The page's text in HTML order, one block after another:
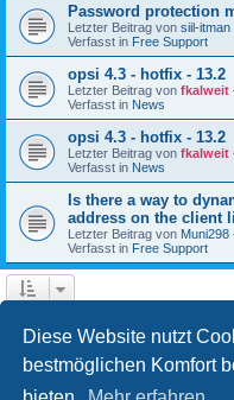
Diese Website nutzt
bestmöglichen Komfort
Password protection
Letzter Beitrag von siil-itman
Verfasst in Free Support
opsi 4.3 - hotfix - 13.2
Letzter Beitrag von fkalweit
Verfasst in News
opsi 4.3 - hotfix - 13.2
Letzter Beitrag von fkalweit
Verfasst in News
Is there a way to
address on the client
Letzter Beitrag von Muni298
Verfasst in Free Support